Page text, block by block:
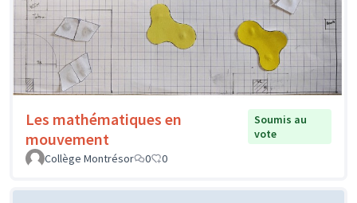
Les mathématiques en
mouvement
Soumis au
vote
Collège Montrésor
0 0